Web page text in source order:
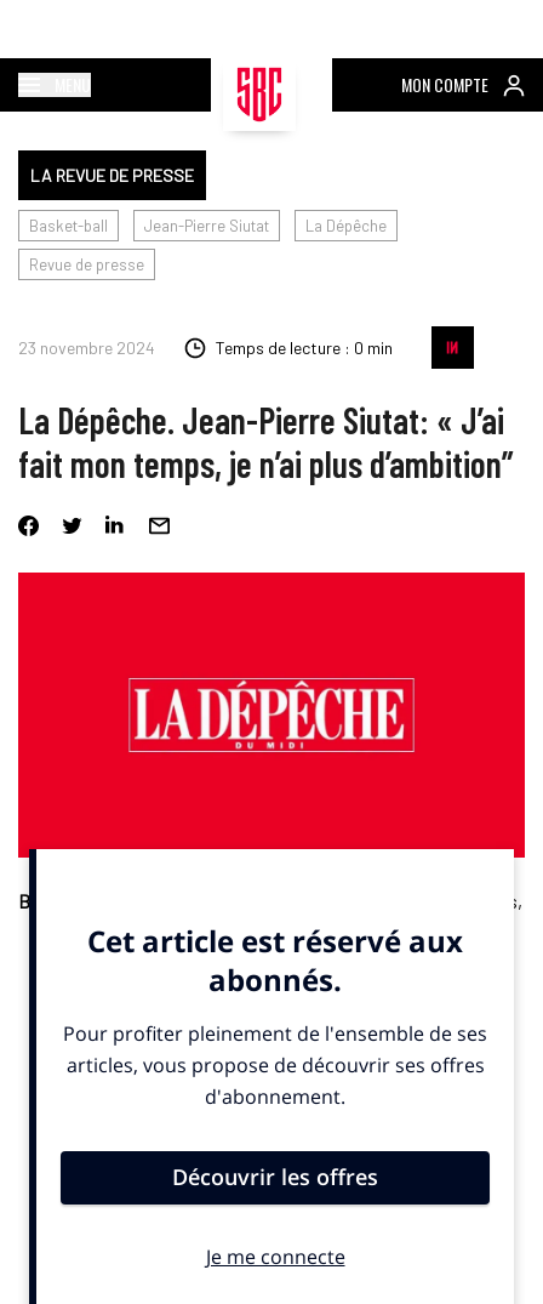
MON COMPTE
LA REVUE DE PRESSE
Basket-ball Jean-Pierre Siutat
La Dépêche
Revue de presse
23 novembre 2024 Temps de lecture : 0 min
La Dépêche. Jean-Pierre Siutat: « J’ai
fait mon temps, je n’ai plus d’ambition”
Basket-ball. La Dépêche samedi 23 novembre 2024.
Les Bleus,
vice-champions olympiques, accueillent Chypre ce dimanche
24 novembre dans le cadre des qualifications pour l’Euro-2025.
Soit le dernier rendez-vous en qualité de président de la FFBB
jours après 14 ans à la tête du basket tricolore. Propos
recueillis par Valentin Marcinkowski.A lire ici .